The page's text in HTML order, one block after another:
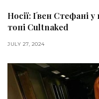
Носії: Ґвен Стефані у
топі Cultnaked
JULY 27, 2024